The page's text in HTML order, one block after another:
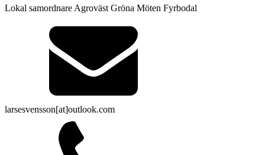
Lokal samordnare Agroväst Gröna Möten Fyrbodal
larsesvensson[at]outlook.com